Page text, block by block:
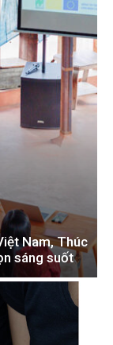
Nam, Thúc
sáng suốt